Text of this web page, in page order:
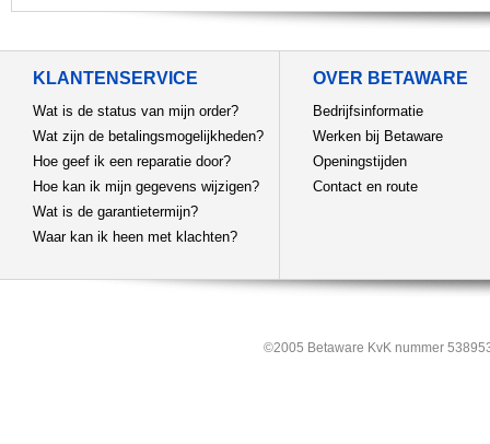
KLANTENSERVICE
Wat is de status van mijn order?
Wat zijn de betalingsmogelijkheden?
Hoe geef ik een reparatie door?
Hoe kan ik mijn gegevens wijzigen?
Wat is de garantietermijn?
Waar kan ik heen met klachten?
OVER BETAWARE
Bedrijfsinformatie
Werken bij Betaware
Openingstijden
Contact en route
©2005 Betaware KvK nummer